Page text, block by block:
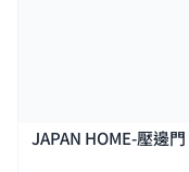
JAPAN HOME-壓邊門